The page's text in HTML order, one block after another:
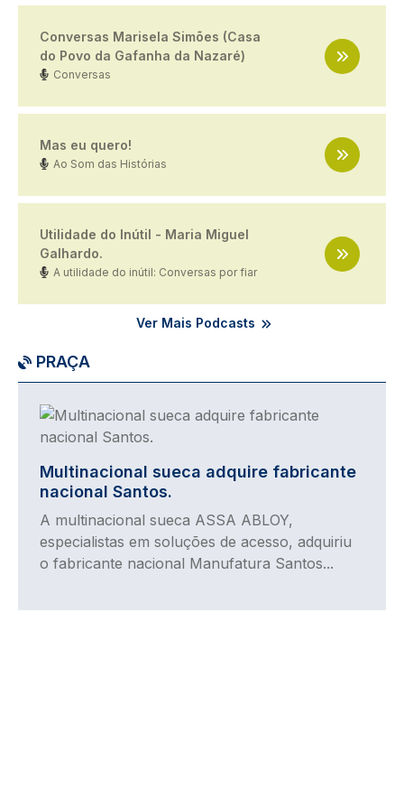
Conversas Marisela Simões (Casa
do Povo da Gafanha da Nazaré)
Conversas
Mas eu quero!
Ao Som das Histórias
Utilidade do Inútil - Maria Miguel
Galhardo.
A utilidade do inútil: Conversas por fiar
Ver Mais Podcasts
PRAÇA
Imagem
Multinacional sueca adquire fabricante
nacional Santos.
A multinacional sueca ASSA ABLOY,
especialistas em soluções de acesso, adquiriu
o fabricante nacional Manufatura Santos...